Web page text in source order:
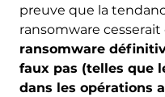
preuve que la
ransomware cesserait
ransomware
faux pas (telles que
dans les opérations